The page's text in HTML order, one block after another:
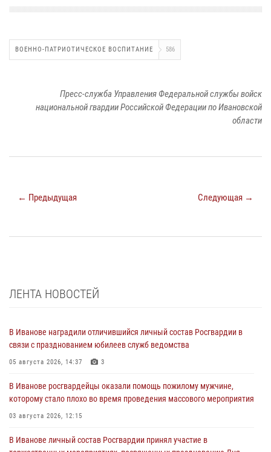
ВОЕННО-ПАТРИОТИЧЕСКОЕ ВОСПИТАНИЕ 586
Пресс-служба Управления Федеральной службы войск
национальной гвардии Российской Федерации по Ивановской
области
← Предыдущая Следующая →
ЛЕНТА НОВОСТЕЙ
В Иванове наградили отличившийся личный состав Росгвардии в
связи с празднованием юбилеев служб ведомства
05 августа 2026, 14:37 3
В Иванове росгвардейцы оказали помощь пожилому мужчине,
которому стало плохо во время проведения массового мероприятия
03 августа 2026, 12:15
В Иванове личный состав Росгвардии принял участие в